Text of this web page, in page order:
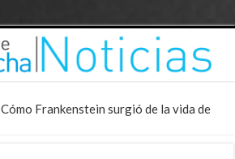
Cómo Frankenstein surgió de la vida de